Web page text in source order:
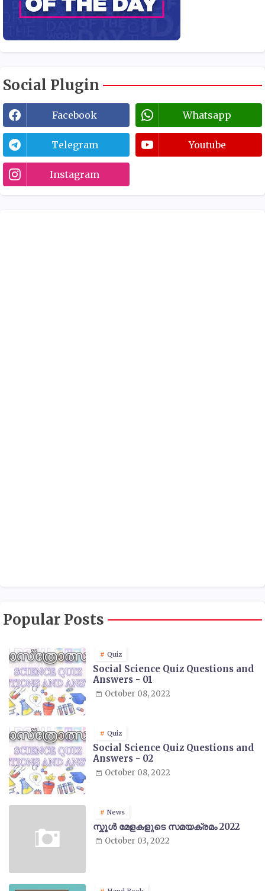
Social Plugin
Facebook Whatsapp
Telegram Youtube
Instagram
Popular Posts
Quiz
Social Science Quiz Questions and
Answers - 01
October 08, 2022
Quiz
Social Science Quiz Questions and
Answers - 02
October 08, 2022
News
സ്കൂൾ മേളകളുടെ സമയക്രമം 2022
October 03, 2022